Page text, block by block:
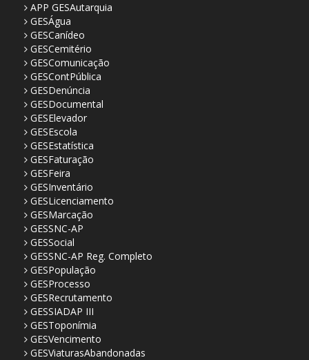
APP GESAutarquia
GESÁgua
GESCanídeo
GESCemitério
GESComunicação
GESContPública
GESDenúncia
GESDocumental
GESElevador
GESEscola
GESEstatística
GESFaturação
GESFeira
GESInventário
GESLicenciamento
GESMarcação
GESSNC-AP
GESSocial
GESSNC-AP Reg. Completo
GESPopulação
GESProcesso
GESRecrutamento
GESSIADAP III
GESToponímia
GESVencimento
GESViaturasAbandonadas